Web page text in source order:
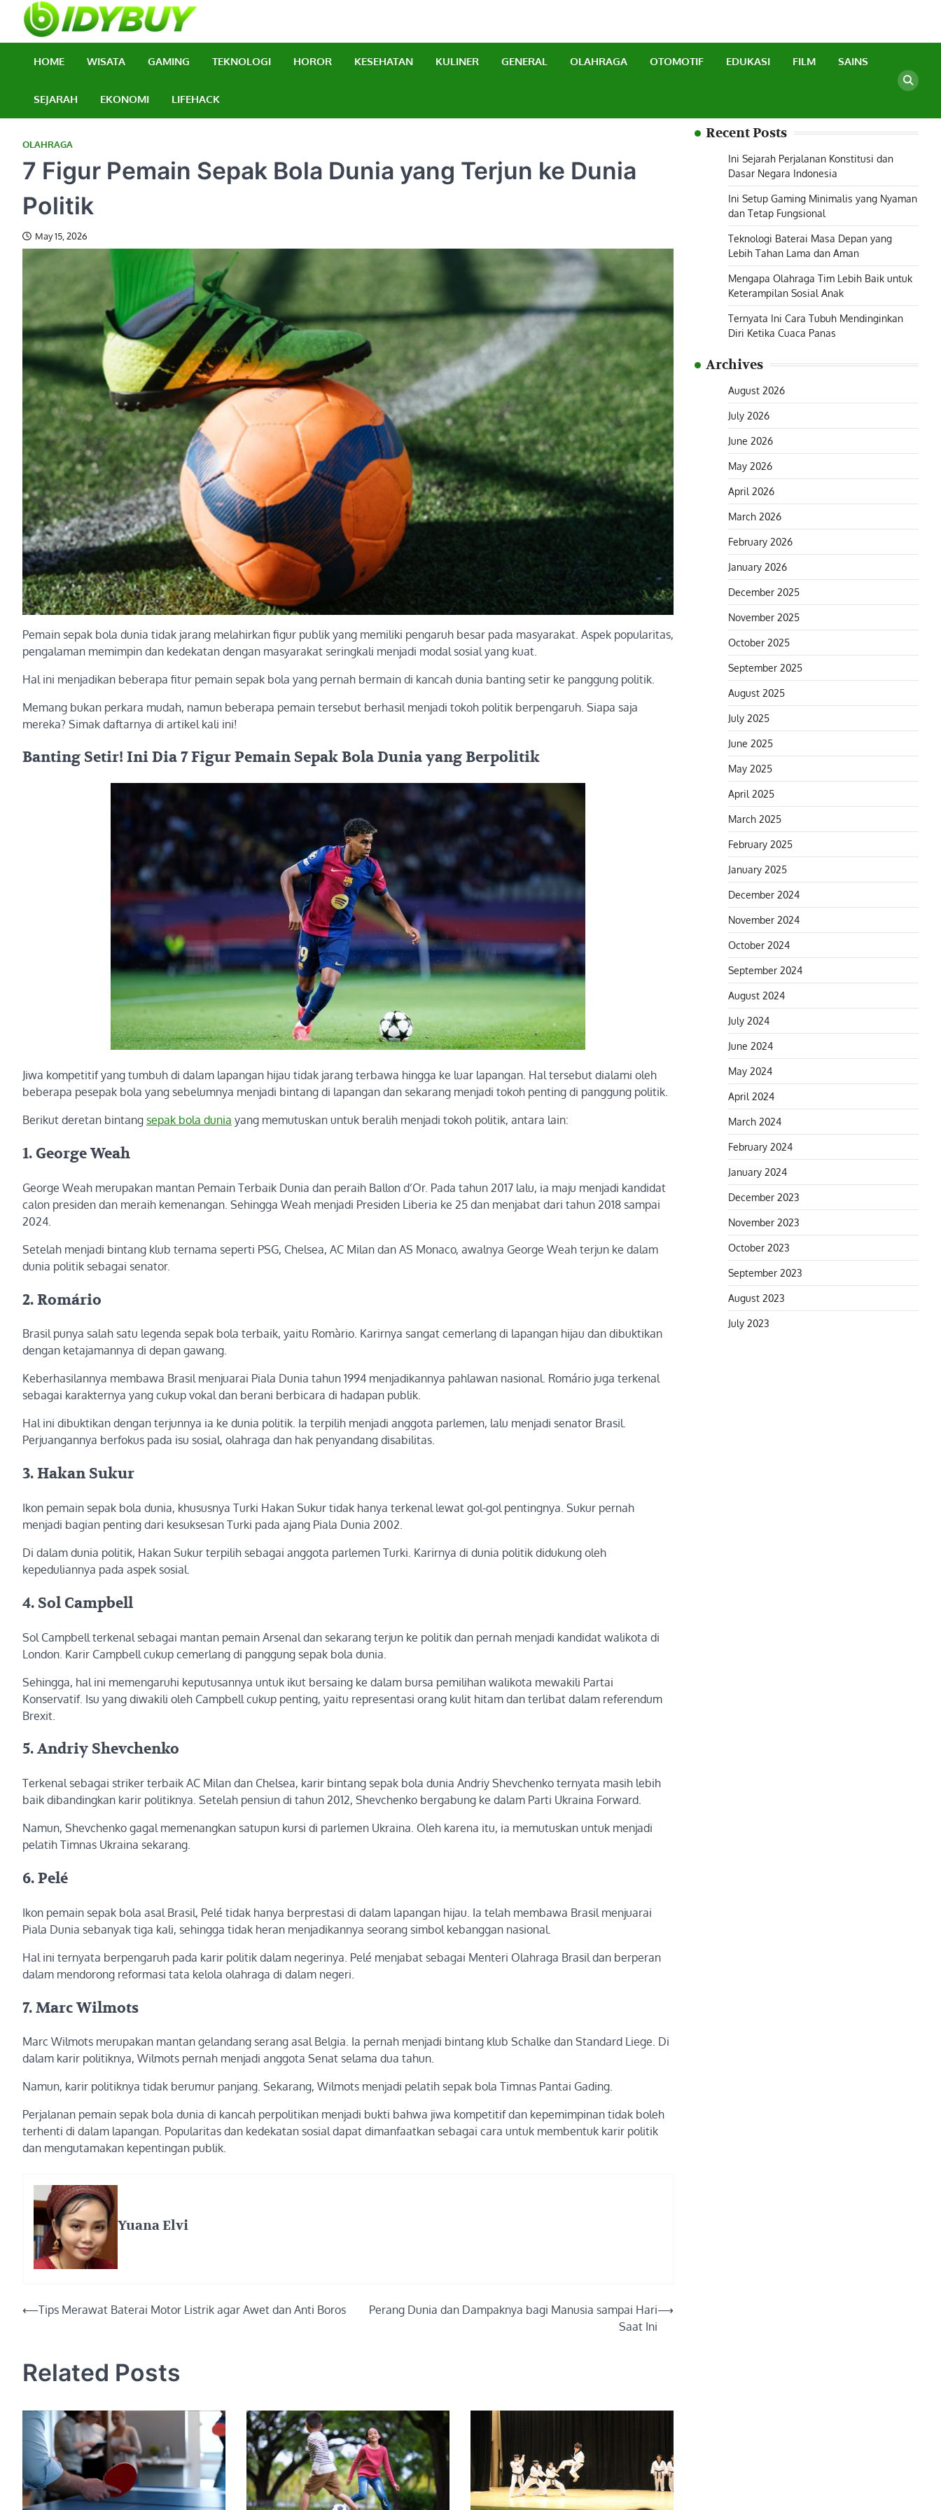
content
BidyBuy
HOME WISATA GAMING TEKNOLOGI HOROR KESEHATAN KULINER GENERAL OLAHRAGA OTOMOTIF EDUKASI FILM SAINS
SEJARAH EKONOMI LIFEHACK
OLAHRAGA
7 Figur Pemain Sepak Bola Dunia yang Terjun ke Dunia
Politik
May 15, 2026
Pemain sepak bola dunia tidak jarang melahirkan figur publik yang memiliki pengaruh besar pada masyarakat. Aspek popularitas,
pengalaman memimpin dan kedekatan dengan masyarakat seringkali menjadi modal sosial yang kuat.
Hal ini menjadikan beberapa fitur pemain sepak bola yang pernah bermain di kancah dunia banting setir ke panggung politik.
Memang bukan perkara mudah, namun beberapa pemain tersebut berhasil menjadi tokoh politik berpengaruh. Siapa saja
mereka? Simak daftarnya di artikel kali ini!
Banting Setir! Ini Dia 7 Figur Pemain Sepak Bola Dunia yang Berpolitik
Jiwa kompetitif yang tumbuh di dalam lapangan hijau tidak jarang terbawa hingga ke luar lapangan. Hal tersebut dialami oleh
beberapa pesepak bola yang sebelumnya menjadi bintang di lapangan dan sekarang menjadi tokoh penting di panggung politik.
Berikut deretan bintang sepak bola dunia yang memutuskan untuk beralih menjadi tokoh politik, antara lain:
1. George Weah
George Weah merupakan mantan Pemain Terbaik Dunia dan peraih Ballon d’Or. Pada tahun 2017 lalu, ia maju menjadi kandidat
calon presiden dan meraih kemenangan. Sehingga Weah menjadi Presiden Liberia ke 25 dan menjabat dari tahun 2018 sampai
2024.
Setelah menjadi bintang klub ternama seperti PSG, Chelsea, AC Milan dan AS Monaco, awalnya George Weah terjun ke dalam
dunia politik sebagai senator.
2. Romário
Brasil punya salah satu legenda sepak bola terbaik, yaitu Romàrio. Karirnya sangat cemerlang di lapangan hijau dan dibuktikan
dengan ketajamannya di depan gawang.
Keberhasilannya membawa Brasil menjuarai Piala Dunia tahun 1994 menjadikannya pahlawan nasional. Romário juga terkenal
sebagai karakternya yang cukup vokal dan berani berbicara di hadapan publik.
Hal ini dibuktikan dengan terjunnya ia ke dunia politik. Ia terpilih menjadi anggota parlemen, lalu menjadi senator Brasil.
Perjuangannya berfokus pada isu sosial, olahraga dan hak penyandang disabilitas.
3. Hakan Sukur
Ikon pemain sepak bola dunia, khususnya Turki Hakan Sukur tidak hanya terkenal lewat gol-gol pentingnya. Sukur pernah
menjadi bagian penting dari kesuksesan Turki pada ajang Piala Dunia 2002.
Di dalam dunia politik, Hakan Sukur terpilih sebagai anggota parlemen Turki. Karirnya di dunia politik didukung oleh
kepeduliannya pada aspek sosial.
4. Sol Campbell
Sol Campbell terkenal sebagai mantan pemain Arsenal dan sekarang terjun ke politik dan pernah menjadi kandidat walikota di
London. Karir Campbell cukup cemerlang di panggung sepak bola dunia.
Sehingga, hal ini memengaruhi keputusannya untuk ikut bersaing ke dalam bursa pemilihan walikota mewakili Partai
Konservatif. Isu yang diwakili oleh Campbell cukup penting, yaitu representasi orang kulit hitam dan terlibat dalam referendum
Brexit.
5. Andriy Shevchenko
Terkenal sebagai striker terbaik AC Milan dan Chelsea, karir bintang sepak bola dunia Andriy Shevchenko ternyata masih lebih
baik dibandingkan karir politiknya. Setelah pensiun di tahun 2012, Shevchenko bergabung ke dalam Parti Ukraina Forward.
Namun, Shevchenko gagal memenangkan satupun kursi di parlemen Ukraina. Oleh karena itu, ia memutuskan untuk menjadi
pelatih Timnas Ukraina sekarang.
6. Pelé
Ikon pemain sepak bola asal Brasil, Pelé tidak hanya berprestasi di dalam lapangan hijau. Ia telah membawa Brasil menjuarai
Piala Dunia sebanyak tiga kali, sehingga tidak heran menjadikannya seorang simbol kebanggan nasional.
Hal ini ternyata berpengaruh pada karir politik dalam negerinya. Pelé menjabat sebagai Menteri Olahraga Brasil dan berperan
dalam mendorong reformasi tata kelola olahraga di dalam negeri.
7. Marc Wilmots
Marc Wilmots merupakan mantan gelandang serang asal Belgia. Ia pernah menjadi bintang klub Schalke dan Standard Liege. Di
dalam karir politiknya, Wilmots pernah menjadi anggota Senat selama dua tahun.
Namun, karir politiknya tidak berumur panjang. Sekarang, Wilmots menjadi pelatih sepak bola Timnas Pantai Gading.
Perjalanan pemain sepak bola dunia di kancah perpolitikan menjadi bukti bahwa jiwa kompetitif dan kepemimpinan tidak boleh
terhenti di dalam lapangan. Popularitas dan kedekatan sosial dapat dimanfaatkan sebagai cara untuk membentuk karir politik
dan mengutamakan kepentingan publik.
Yuana Elvi
Post
⟵Tips Merawat Baterai Motor Listrik agar Awet dan Anti Boros
Perang Dunia dan Dampaknya bagi Manusia sampai Hari
Saat Ini
⟶
Related Posts
Recent Posts
Ini Sejarah Perjalanan Konstitusi dan
Dasar Negara Indonesia
Ini Setup Gaming Minimalis yang Nyaman
dan Tetap Fungsional
Teknologi Baterai Masa Depan yang
Lebih Tahan Lama dan Aman
Mengapa Olahraga Tim Lebih Baik untuk
Keterampilan Sosial Anak
Ternyata Ini Cara Tubuh Mendinginkan
Diri Ketika Cuaca Panas
Archives
August 2026
July 2026
June 2026
May 2026
April 2026
March 2026
February 2026
January 2026
December 2025
November 2025
October 2025
September 2025
August 2025
July 2025
June 2025
May 2025
April 2025
March 2025
February 2025
January 2025
December 2024
November 2024
October 2024
September 2024
August 2024
July 2024
June 2024
May 2024
April 2024
March 2024
February 2024
January 2024
December 2023
November 2023
October 2023
September 2023
August 2023
July 2023